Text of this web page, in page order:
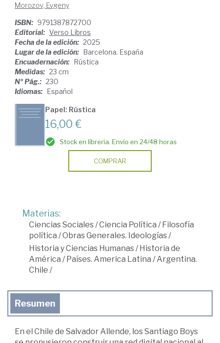
Morozov, Evgeny
ISBN: 9791387872700
Editorial: Verso Libros
Fecha de la edición: 2025
Lugar de la edición: Barcelona. España
Encuadernación: Rústica
Medidas: 23 cm
Nº Pág.: 230
Idiomas: Español
Papel: Rústica
16,00 €
Stock en librería. Envío en 24/48 horas
COMPRAR
Materias:
Ciencias Sociales /Ciencia Política /Filosofía
política /Obras Generales. Ideologías /
Historia y Ciencias Humanas /Historia de
América /Países. America Latina /Argentina.
Chile /
Resumen
En el Chile de Salvador Allende, los Santiago Boys